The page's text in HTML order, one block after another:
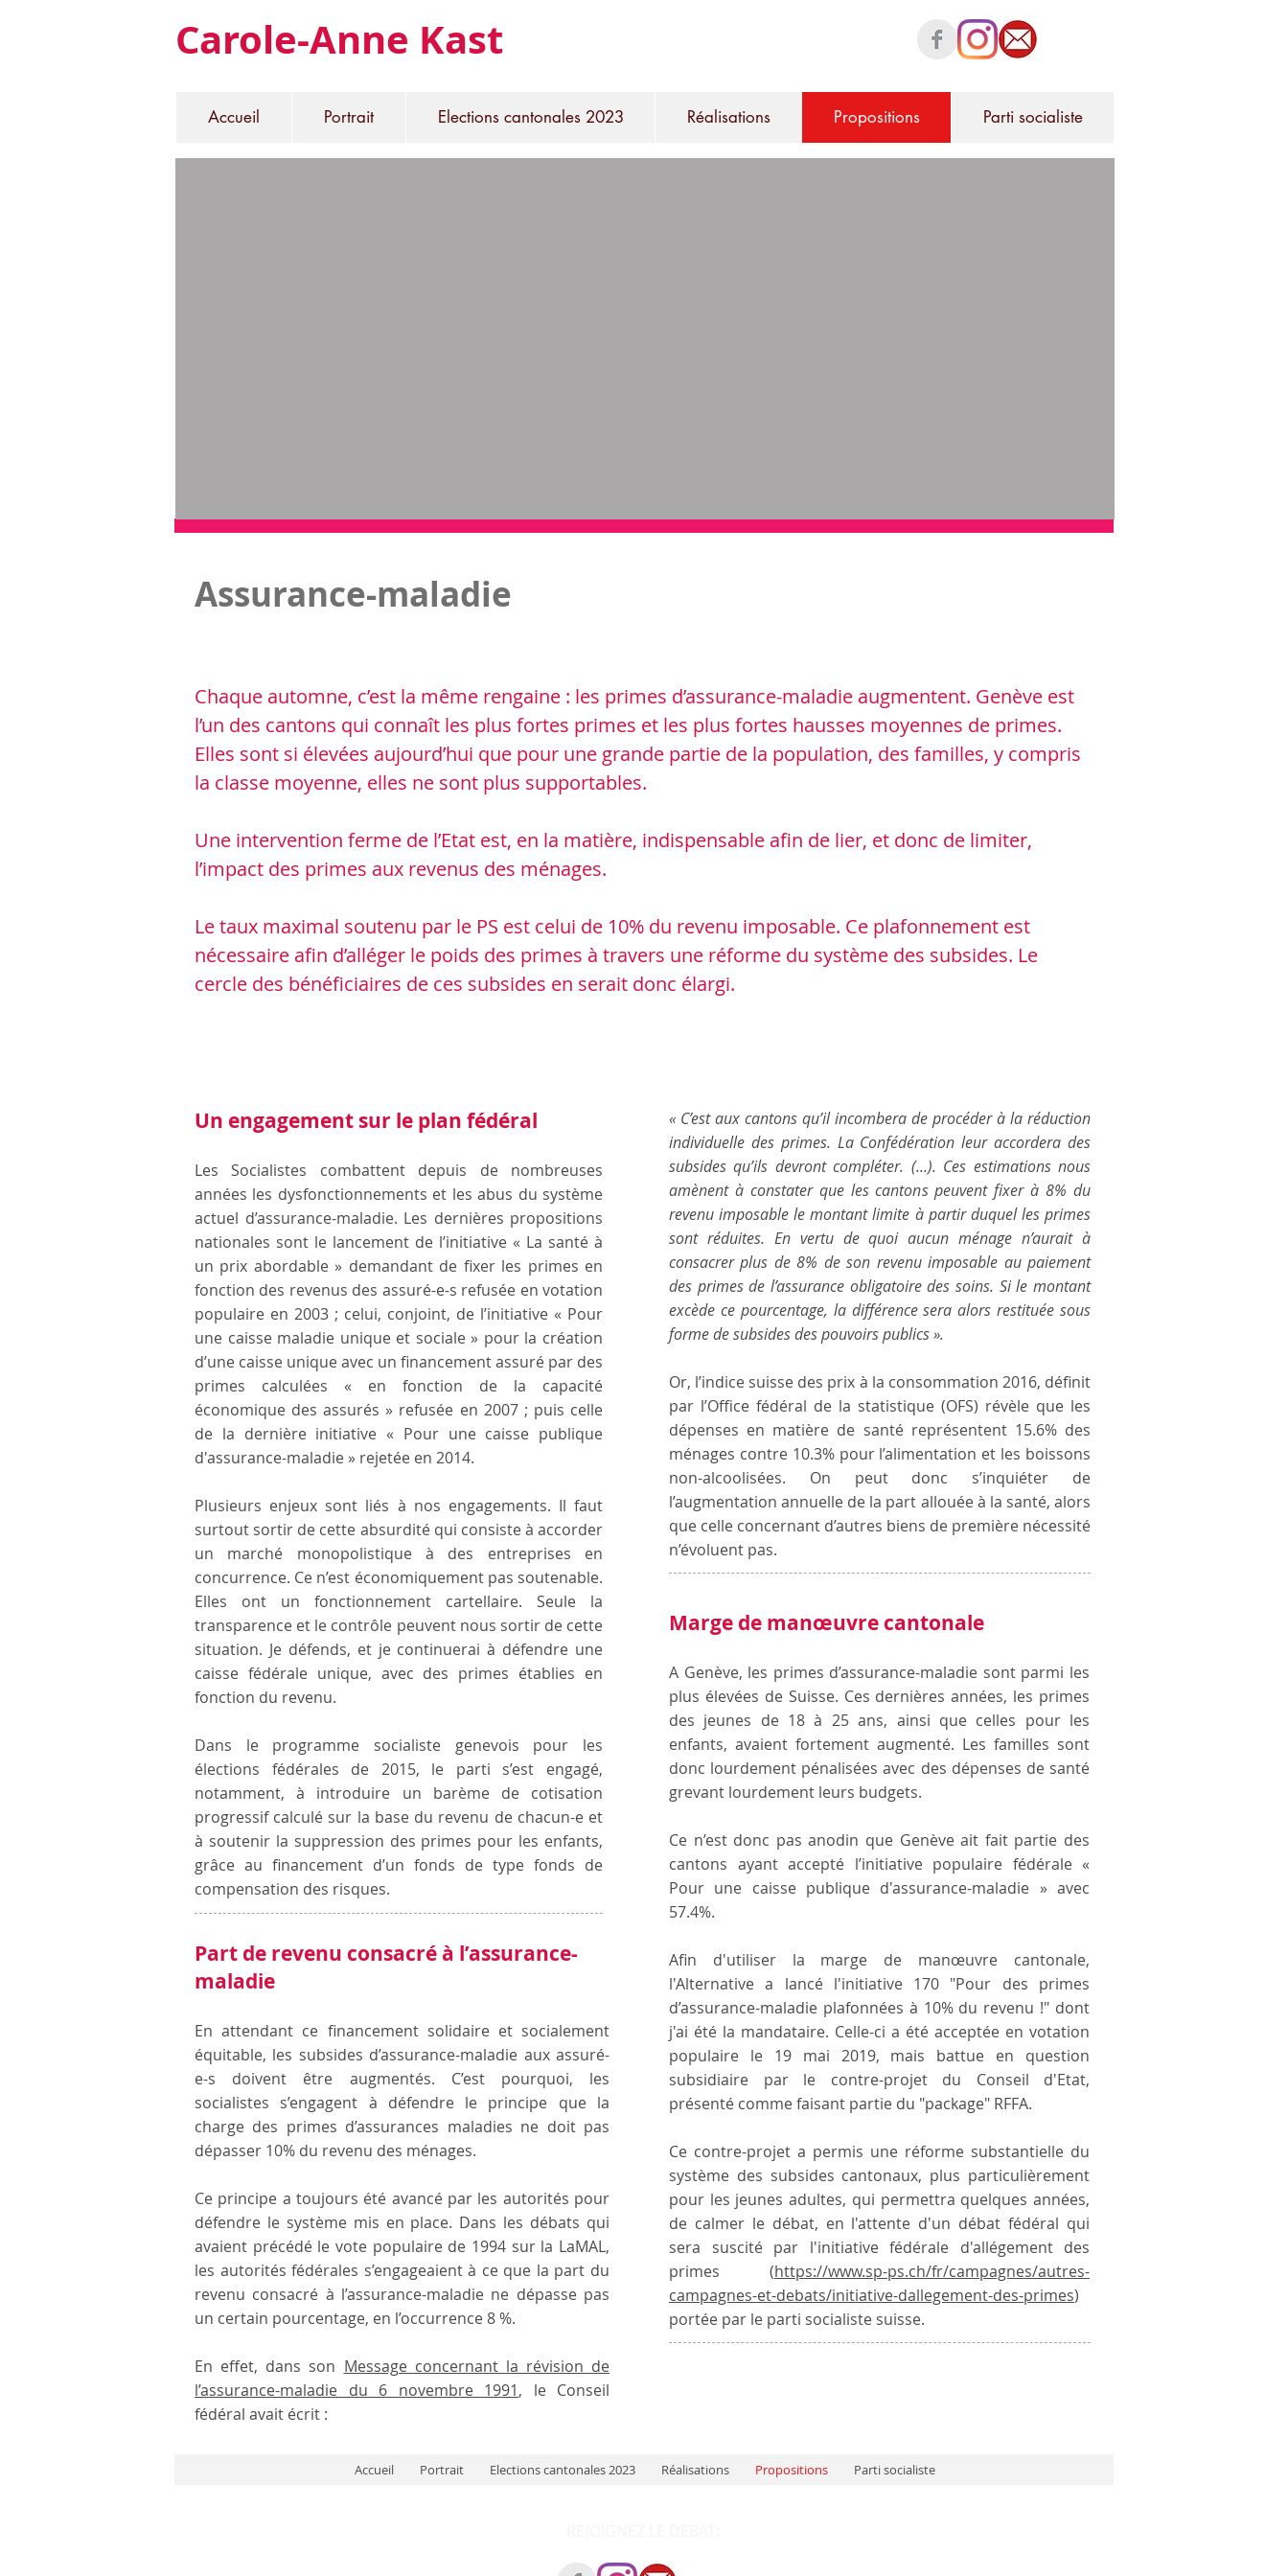
Carole-Anne Kast
Accueil Portrait Elections cantonales 2023 Réalisations Propositions Parti socialiste
Assurance-maladie
Chaque automne, c’est la même rengaine : les primes d’assurance-maladie augmentent. Genève est
l’un des cantons qui connaît les plus fortes primes et les plus fortes hausses moyennes de primes.
Elles sont si élevées aujourd’hui que pour une grande partie de la population, des familles, y compris
la classe moyenne, elles ne sont plus supportables.
Une intervention ferme de l’Etat est, en la matière, indispensable afin de lier, et donc de limiter,
l’impact des primes aux revenus des ménages.
Le taux maximal soutenu par le PS est celui de 10% du revenu imposable. Ce plafonnement est
nécessaire afin d’alléger le poids des primes à travers une réforme du système des subsides. Le
cercle des bénéficiaires de ces subsides en serait donc élargi.
Un engagement sur le plan fédéral
Les Socialistes combattent depuis de nombreuses
années les dysfonctionnements et les abus du système
actuel d’assurance-maladie. Les dernières propositions
nationales sont le lancement de l’initiative « La santé à
un prix abordable » demandant de fixer les primes en
fonction des revenus des assuré-e-s refusée en votation
populaire en 2003 ; celui, conjoint, de l’initiative « Pour
une caisse maladie unique et sociale » pour la création
d’une caisse unique avec un financement assuré par des
primes calculées « en fonction de la capacité
économique des assurés » refusée en 2007 ; puis celle
de la dernière initiative « Pour une caisse publique
d'assurance-maladie » rejetée en 2014.
Plusieurs enjeux sont liés à nos engagements. Il faut
surtout sortir de cette absurdité qui consiste à accorder
un marché monopolistique à des entreprises en
concurrence. Ce n’est économiquement pas soutenable.
Elles ont un fonctionnement cartellaire. Seule la
transparence et le contrôle peuvent nous sortir de cette
situation. Je défends, et je continuerai à défendre une
caisse fédérale unique, avec des primes établies en
fonction du revenu.
Dans le programme socialiste genevois pour les
élections fédérales de 2015, le parti s’est engagé,
notamment, à introduire un barème de cotisation
progressif calculé sur la base du revenu de chacun-e et
à soutenir la suppression des primes pour les enfants,
grâce au financement d’un fonds de type fonds de
compensation des risques.​
Part de revenu consacré à l’assurance-
maladie
En attendant ce financement solidaire et socialement
équitable, les subsides d’assurance-maladie aux assuré-
e-s doivent être augmentés. C’est pourquoi, les
socialistes s’engagent à défendre le principe que la
charge des primes d’assurances maladies ne doit pas
dépasser 10% du revenu des ménages.
Ce principe a toujours été avancé par les autorités pour
défendre le système mis en place. Dans les débats qui
avaient précédé le vote populaire de 1994 sur la LaMAL,
les autorités fédérales s’engageaient à ce que la part du
revenu consacré à l’assurance-maladie ne dépasse pas
un certain pourcentage, en l’occurrence 8 %.
En effet, dans son Message concernant la révision de
l’assurance-maladie du 6 novembre 1991, le Conseil
fédéral avait écrit :
« C’est aux cantons qu’il incombera de procéder à la réduction
individuelle des primes. La Confédération leur accordera des
subsides qu’ils devront compléter. (...). Ces estimations nous
amènent à constater que les cantons peuvent fixer à 8% du
revenu imposable le montant limite à partir duquel les primes
sont réduites. En vertu de quoi aucun ménage n’aurait à
consacrer plus de 8% de son revenu imposable au paiement
des primes de l’assurance obligatoire des soins. Si le montant
excède ce pourcentage, la différence sera alors restituée sous
forme de subsides des pouvoirs publics ».
Or, l’indice suisse des prix à la consommation 2016, définit
par l’Office fédéral de la statistique (OFS) révèle que les
dépenses en matière de santé représentent 15.6% des
ménages contre 10.3% pour l’alimentation et les boissons
non-alcoolisées. On peut donc s’inquiéter de
l’augmentation annuelle de la part allouée à la santé, alors
que celle concernant d’autres biens de première nécessité
n’évoluent pas.
Marge de manœuvre cantonale
A Genève, les primes d’assurance-maladie sont parmi les
plus élevées de Suisse. Ces dernières années, les primes
des jeunes de 18 à 25 ans, ainsi que celles pour les
enfants, avaient fortement augmenté. Les familles sont
donc lourdement pénalisées avec des dépenses de santé
grevant lourdement leurs budgets.
Ce n’est donc pas anodin que Genève ait fait partie des
cantons ayant accepté l’initiative populaire fédérale «
Pour une caisse publique d'assurance-maladie » avec
57.4%.
Afin d'utiliser la marge de manœuvre cantonale,
l'Alternative a lancé l'initiative 170 "Pour des primes
d’assurance-maladie plafonnées à 10% du revenu !" dont
j'ai été la mandataire. Celle-ci a été acceptée en votation
populaire le 19 mai 2019, mais battue en question
subsidiaire par le contre-projet du Conseil d'Etat,
présenté comme faisant partie du "package" RFFA.
Ce contre-projet a permis une réforme substantielle du
système des subsides cantonaux, plus particulièrement
pour les jeunes adultes, qui permettra quelques années,
de calmer le débat, en l'attente d'un débat fédéral qui
sera suscité par l'initiative fédérale d'allégement des
primes (https://www.sp-ps.ch/fr/campagnes/autres-
campagnes-et-debats/initiative-dallegement-des-primes)
portée par le parti socialiste suisse.
Accueil Portrait Elections cantonales 2023 Réalisations Propositions Parti socialiste